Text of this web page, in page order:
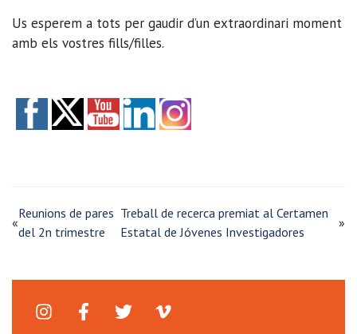
Us esperem a tots per gaudir d’un extraordinari moment
amb els vostres fills/filles.
«
Reunions de pares
del 2n trimestre
Treball de recerca premiat al Certamen
Estatal de Jóvenes Investigadores
»